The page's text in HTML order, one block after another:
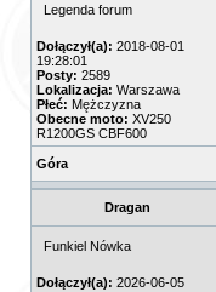
Legenda forum
Dołączył(a): 2018-08-01
19:28:01
Posty: 2589
Lokalizacja: Warszawa
Płeć: Mężczyzna
Obecne moto: XV250
R1200GS CBF600
Góra
Dragan
Funkiel Nówka
Dołączył(a): 2026-06-05